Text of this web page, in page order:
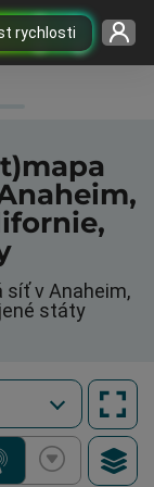
rychlosti
síť v Anaheim,
státy